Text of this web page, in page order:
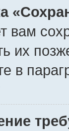
вам
их
в